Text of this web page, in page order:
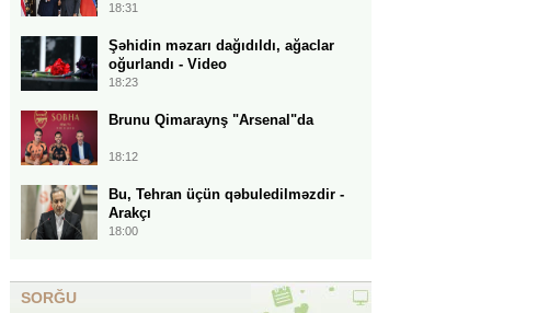
18:31
Şəhidin məzarı dağıdıldı, ağaclar
oğurlandı - Video
18:23
Brunu Qimaraynş "Arsenal"da
18:12
Bu, Tehran üçün qəbuledilməzdir -
Arakçı
18:00
SORĞU